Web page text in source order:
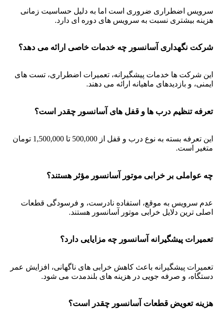
سرویس اضطراری ضروری است اما به دلیل حساسیت زمانی
هزینه بیشتری نسبت به سرویس های دوره ای دارد.
شرکت نگهداری آسانسور چه خدمات خاصی ارائه می دهد؟
این شرکت ها خدمات پیشگیرانه، تعمیرات اضطراری، تست های
ایمنی، و بازدیدهای ماهیانه ارائه می دهند.
تعرفه تنظیم درب ها و قفل های آسانسور چقدر است؟
این تعرفه بسته به نوع درب و قفل از 500,000 تا 1,500,000 تومان
متغیر است.
چه عواملی بر خرابی موتور آسانسور مؤثر هستند؟
عدم سرویس به موقع، استفاده نادرست، و فرسودگی قطعات
اصلی ترین دلایل خرابی موتور آسانسور هستند.
تعمیرات پیشگیرانه آسانسور چه مزایایی دارد؟
تعمیرات پیشگیرانه باعث کاهش خرابی های ناگهانی، افزایش عمر
دستگاه، و صرفه جویی در هزینه های بلندمدت می شود.
هزینه تعویض قطعات آسانسور چقدر است؟